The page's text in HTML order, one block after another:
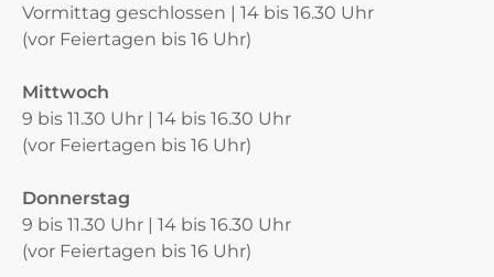
Vormittag geschlossen | 14 bis 16.30 Uhr
(vor Feiertagen bis 16 Uhr)
Mittwoch
9 bis 11.30 Uhr | 14 bis 16.30 Uhr
(vor Feiertagen bis 16 Uhr)
Donnerstag
9 bis 11.30 Uhr | 14 bis 16.30 Uhr
(vor Feiertagen bis 16 Uhr)